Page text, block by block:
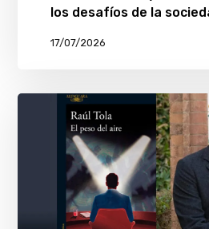
los desafíos de la
17/07/2026